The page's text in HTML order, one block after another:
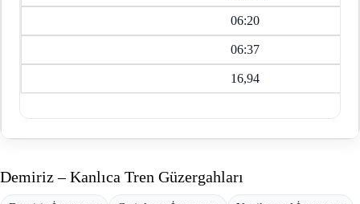
06:20
06:37
16,94
Demiriz – Kanlıca Tren Güzergahları